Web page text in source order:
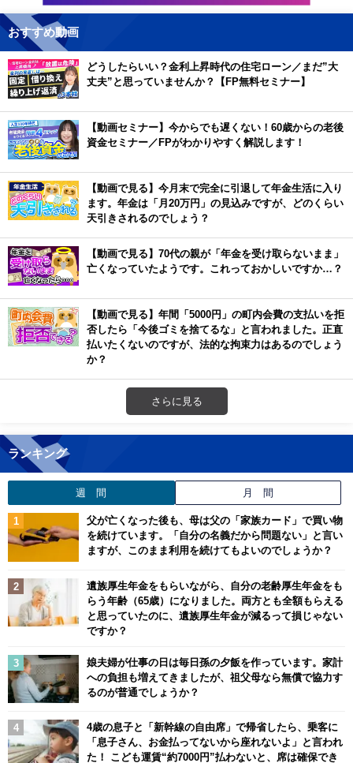
おすすめ動画
どうしたらいい？金利上昇時代の住宅ローン／まだ”大
丈夫”と思っていませんか？【FP無料セミナー】
【動画セミナー】今からでも遅くない！60歳からの老後
資金セミナー／FPがわかりやすく解説します！
【動画で見る】今月末で完全に引退して年金生活に入り
ます。年金は「月20万円」の見込みですが、どのくらい
天引きされるのでしょう？
【動画で見る】70代の親が「年金を受け取らないまま」
亡くなっていたようです。これっておかしいですか…？
【動画で見る】年間「5000円」の町内会費の支払いを拒
否したら「今後ゴミを捨てるな」と言われました。正直
払いたくないのですが、法的な拘束力はあるのでしょう
か？
さらに見る
ランキング
週 間 月 間
父が亡くなった後も、母は父の「家族カード」で買い物
を続けています。「自分の名義だから問題ない」と言い
ますが、このまま利用を続けてもよいのでしょうか？
遺族厚生年金をもらいながら、自分の老齢厚生年金をも
らう年齢（65歳）になりました。両方とも全額もらえる
と思っていたのに、遺族厚生年金が減るって損じゃない
ですか？
娘夫婦が仕事の日は毎日孫の夕飯を作っています。家計
への負担も増えてきましたが、祖父母なら無償で協力す
るのが普通でしょうか？
4歳の息子と「新幹線の自由席」で帰省したら、乗客に
「息子さん、お金払ってないから座れないよ」と言われ
た！ こども運賃“約7000円”払わないと、席は確保でき